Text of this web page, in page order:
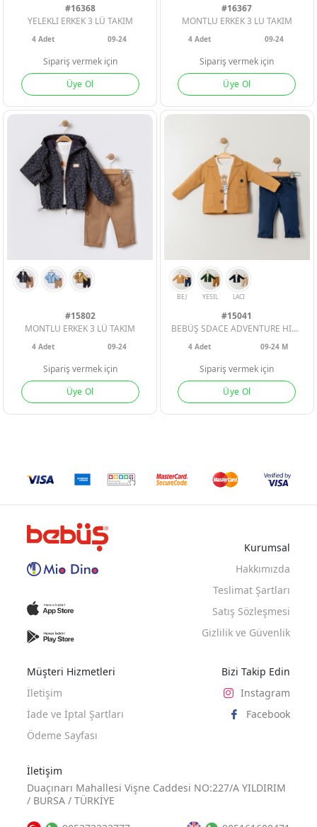
KIZ BEBEK
ERKEK
KIZ ÇOCUK
KIZ BEBEK
ERKEK
KIZ ÇOCUK
KIZ BEBEK
ERKEK
KIZ ÇOCUK
#16368
YELEKLI ERKEK 3 LÜ TAKIM
4 Adet 09-24
Sipariş vermek için
Üye Ol
#16367
MONTLU ERKEK 3 LU TAKIM
4Adet 09-24
Sipariş vermek için
Üye Ol
#15802
MONTLU ERKEK 3 LÜ TAKIM
4 Adet 09-24
Sipariş vermek için
Üye Ol
#15041
BEBÜŞ SDACE ADVENTURE HIRKALI 3LÜ ERKEK BEBE TAKIM
4Adet 09-24 M
Sipariş vermek için
Üye Ol
Kurumsal
Hakkımızda
Teslimat Şartları
Satış Sözleşmesi
Gizlilik ve Güvenlik
Müşteri Hizmetleri
İletişim
İade ve İptal Şartları
Ödeme Sayfası
Bizi Takip Edin
Instagram
Facebook
İletişim
Duaçınarı Mahallesi Vişne Caddesi NO:227/A YILDIRIM
/ BURSA / TÜRKİYE